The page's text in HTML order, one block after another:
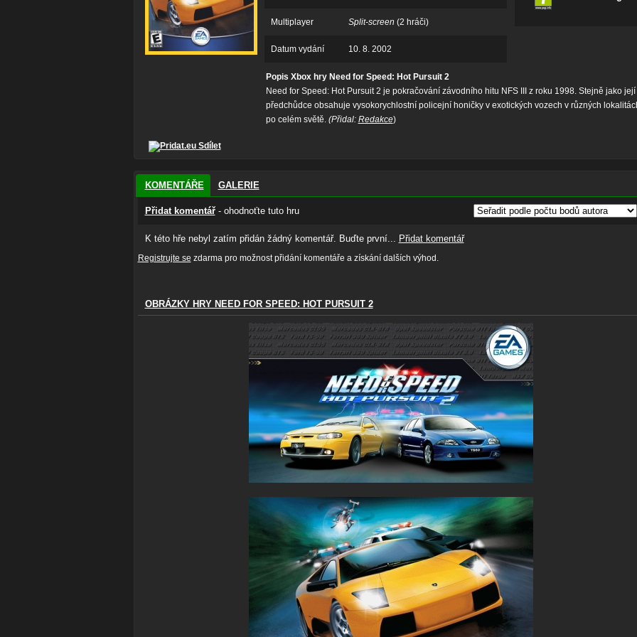
Multiplayer Split-screen (2 hráči)
Datum vydání 10. 8. 2002
Popis Xbox hry Need for Speed: Hot Pursuit 2
Need for Speed: Hot Pursuit 2 je pokračování závodního hitu NFS III z roku 1998. Stejně jako její
předchůdce obsahuje vysokorychlostní policejní honičky v exotických vozech v různých
po celém světě.(Přidal: Redakce)
Sdílet
KOMENTÁŘE GALERIE
Přidat komentář- ohodnoťte tuto hru
K této hře nebyl zatím přidán žádný komentář. Buďte první... Přidat komentář
Registrujte se zdarma pro možnost přidání komentáře a získání dalších výhod.
OBRÁZKY HRY NEED FOR SPEED: HOT PURSUIT 2